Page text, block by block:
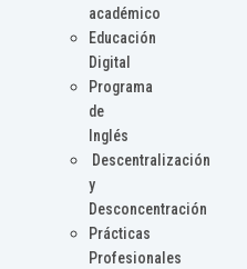
académico
Educación
Digital
Programa
de
Inglés
Descentralización
y
Desconcentración
Prácticas
Profesionales